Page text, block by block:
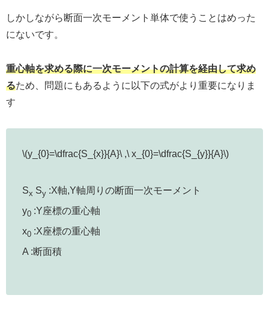
しかしながら断面一次モーメント単体で使うことはめった
にないです。
重心軸を求める際に一次モーメントの計算を経由して求め
るため、問題にもあるように以下の式がより重要になりま
す
\(y_{0}=\dfrac{S_{x}}{A}\ ,\ x_{0}=\dfrac{S_{y}}{A}\)
Sx Sy :X軸,Y軸周りの断面一次モーメント
y0 :Y座標の重心軸
x0 :X座標の重心軸
A :断面積